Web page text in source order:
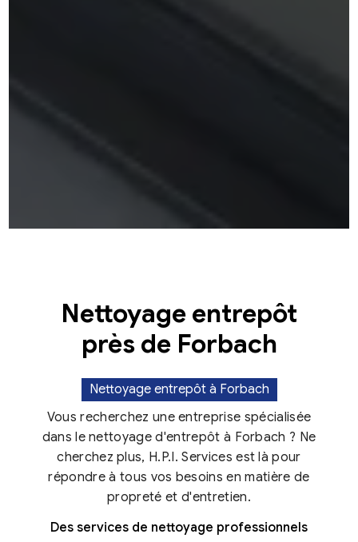
Nettoyage entrepôt
près de Forbach
Nettoyage entrepôt à Forbach
Vous recherchez une entreprise spécialisée
dans le nettoyage d'entrepôt à Forbach ? Ne
cherchez plus, H.P.I. Services est là pour
répondre à tous vos besoins en matière de
propreté et d'entretien.
Des services de nettoyage professionnels